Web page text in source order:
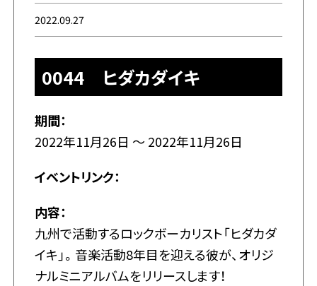
2022.09.27
0044 ヒダカダイキ
期間：
2022年11月26日 ～ 2022年11月26日
イベントリンク：
内容：
九州で活動するロックボーカリスト「ヒダカダ
イキ」。音楽活動8年目を迎える彼が、オリジ
ナルミニアルバムをリリースします！